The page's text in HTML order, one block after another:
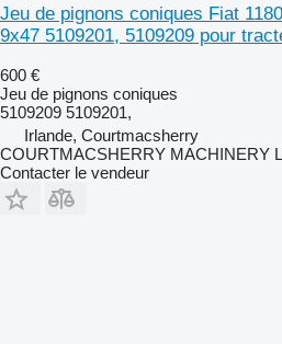
Jeu de pignons coniques Fiat
9x47 5109201, 5109209 pour
600 €
Jeu de pignons coniques
5109209 5109201,
Irlande, Courtmacsherry
COURTMACSHERRY MACHINERY
Contacter le vendeur